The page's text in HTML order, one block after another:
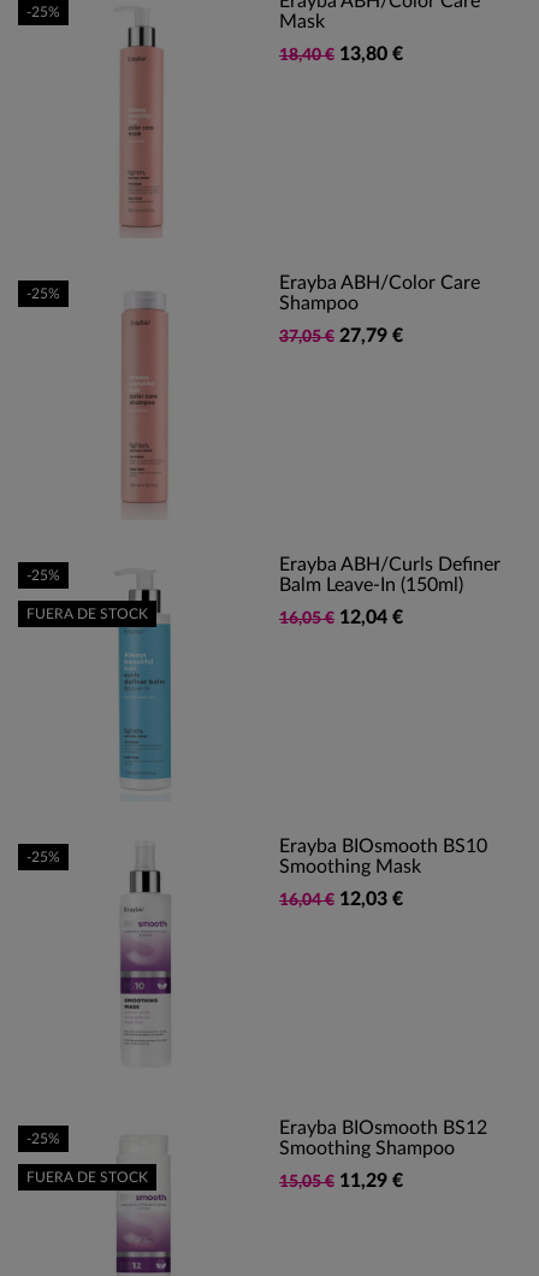
Mask
18,40 € 13,80 €
-25%
Erayba ABH/Color Care
Shampoo
37,05 € 27,79 €
-25%
Erayba ABH/Curls Definer
Balm Leave-In (150ml)
16,05 € 12,04 €
-25%
FUERA DE STOCK
Erayba BIOsmooth BS10
Smoothing Mask
16,04 € 12,03 €
-25%
Erayba BIOsmooth BS12
Smoothing Shampoo
15,05 € 11,29 €
-25%
FUERA DE STOCK